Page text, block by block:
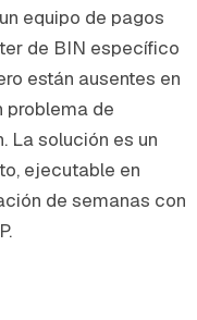
equipo de pagos
de BIN específico
están ausentes en
problema de
La solución es un
ejecutable en
de semanas con